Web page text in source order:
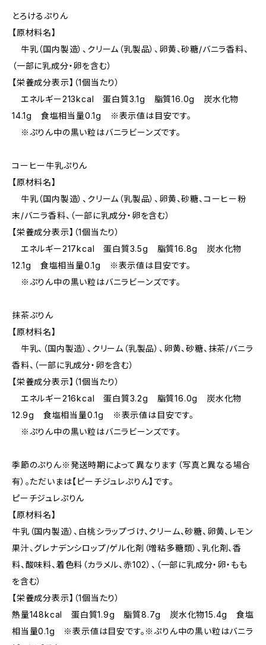
とろけるぷりん
【原材料名】
牛乳（国内製造）、クリーム（乳製品）、卵黄、砂糖/バニラ香料、
（一部に乳成分・卵を含む）
【栄養成分表示】（1個当たり）
エネルギー213kcal 蛋白質3.1g 脂質16.0g 炭水化物
14.1g 食塩相当量0.1g ※表示値は目安です。
※ぷりん中の黒い粒はバニラビーンズです。
コーヒー牛乳ぷりん
【原材料名】
牛乳（国内製造）、クリーム（乳製品）、卵黄、砂糖、コーヒー粉
末/バニラ香料、（一部に乳成分・卵を含む）
【栄養成分表示】（1個当たり）
エネルギー217kcal 蛋白質3.5g 脂質16.8g 炭水化物
12.1g 食塩相当量0.1g ※表示値は目安です。
※ぷりん中の黒い粒はバニラビーンズです。
抹茶ぷりん
【原材料名】
牛乳、（国内製造）、クリーム（乳製品）、卵黄、砂糖、抹茶/バニラ
香料、（一部に乳成分・卵を含む）
【栄養成分表示】（1個当たり）
エネルギー216kcal 蛋白質3.2g 脂質16.0g 炭水化物
12.9g 食塩相当量0.1g ※表示値は目安です。
※ぷりん中の黒い粒はバニラビーンズです。
季節のぷりん※発送時期によって異なります（写真と異なる場合
有）。ただいまは【ピーチジュレぷりん】です。
ピーチジュレぷりん
【原材料名】
牛乳（国内製造）、白桃シラップづけ、クリーム、砂糖、卵黄、レモン
果汁、グレナデンシロップ/ゲル化剤（増粘多糖類）、乳化剤、香
料、酸味料、着色料（カラメル、赤102）、（一部に乳成分・卵・もも
を含む）
【栄養成分表示】（1個当たり）
熱量148kcal 蛋白質1.9g 脂質8.7g 炭水化物15.4g 食塩
相当量0.1g ※表示値は目安です。※ぷりん中の黒い粒はバニラ